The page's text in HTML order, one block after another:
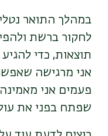
במהלך התואר
לחקור ברשת
תוצאות, כדי
אני מרגישה
פעמים אני
שפתח בפני את